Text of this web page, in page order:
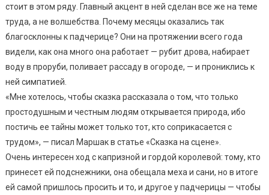
стоит в этом ряду. Главный акцент в ней сделан все же на теме
труда, а не волшебства. Почему месяцы оказались так
благосклонны к падчерице? Они на протяжении всего года
видели, как она много она работает — рубит дрова, набирает
воду в проруби, поливает рассаду в огороде, — и прониклись к
ней симпатией.
«Мне хотелось, чтобы сказка рассказала о том, что только
простодушным и честным людям открывается природа, ибо
постичь ее тайны может только тот, кто соприкасается с
трудом», — писал Маршак в статье «Сказка на сцене».
Очень интересен ход с капризной и гордой королевой: тому, кто
принесет ей подснежники, она обещала меха и сани, но в итоге
ей самой пришлось просить и то, и другое у падчерицы — чтобы